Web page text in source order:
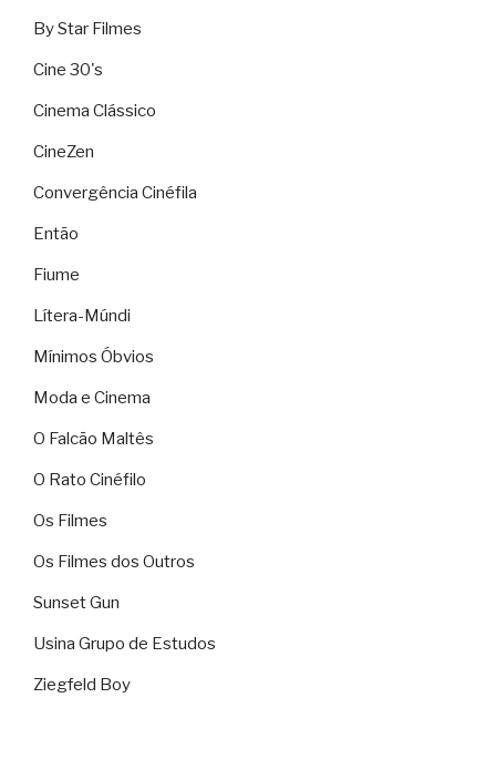
By Star Filmes
Cine 30's
Cinema Clássico
CineZen
Convergência Cinéfila
Então
Fiume
Lítera-Múndi
Mínimos Óbvios
Moda e Cinema
O Falcão Maltês
O Rato Cinéfilo
Os Filmes
Os Filmes dos Outros
Sunset Gun
Usina Grupo de Estudos
Ziegfeld Boy